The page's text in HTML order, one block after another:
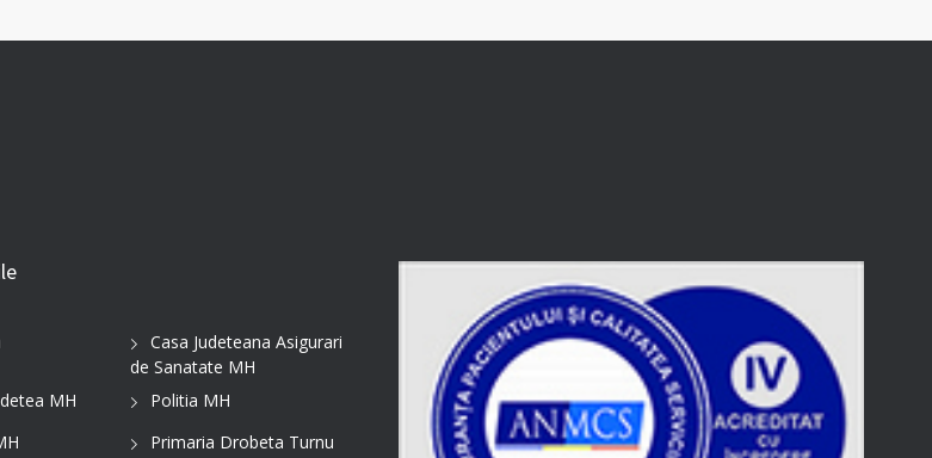
Casa Judeteana Asigurari
de Sanatate MH
MH
Politia MH
Primaria Drobeta Turnu